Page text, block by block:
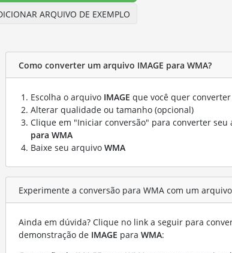
ARQUIVO DE EXEMPLO
Como converter um arquivo IMAGE para WMA?
Escolha o arquivo IMAGE que você quer converter
Alterar qualidade ou tamanho (opcional)
Clique em "Iniciar conversão" para converter seu
para WMA
Baixe seu arquivo WMA
Experimente a conversão para WMA com um
Ainda em dúvida? Clique no link a seguir para
demonstração de IMAGE para WMA: